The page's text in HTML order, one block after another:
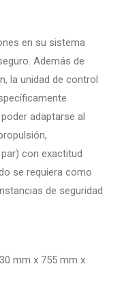
en su sistema
Además de
la unidad de control
adaptarse al
con exactitud
se requiera como
de seguridad
mm x 755 mm x